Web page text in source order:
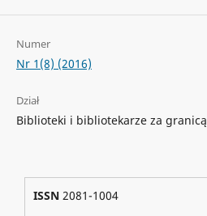
Numer
Nr 1(8) (2016)
Dział
Biblioteki i bibliotekarze za granicą
ISSN2081-1004